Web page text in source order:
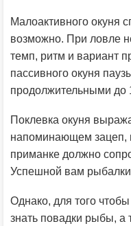
Малоактивного окуня
возможно. При ловле
темп, ритм и вариант
пассивного окуня
продолжительными до
Поклевка окуня
напоминающем зацеп,
приманке должно
Успешной вам
Однако, для того
знать повадки рыбы, а